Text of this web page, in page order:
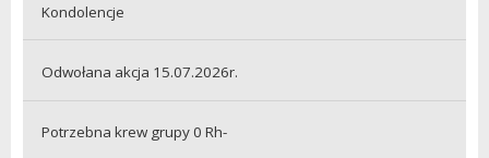
Kondolencje
Odwołana akcja 15.07.2026r.
Potrzebna krew grupy 0 Rh-